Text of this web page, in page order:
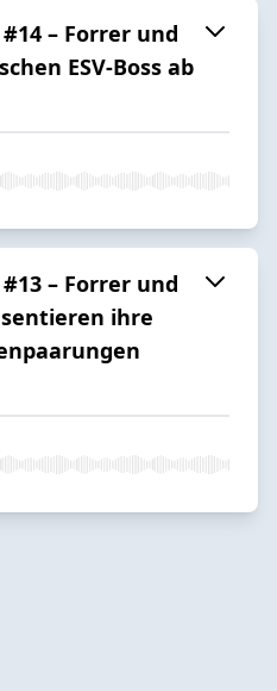
#14 – Forrer und
ESV-Boss ab
#13 – Forrer und
ihre